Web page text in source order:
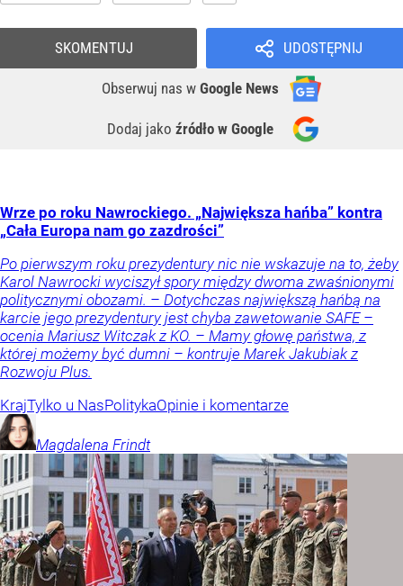
UDOSTĘPNIJ
Obserwuj nas w Google News
Dodaj jako źródło w Google
SKOMENTUJ
Wrze po roku Nawrockiego. „Największa hańba” kontra
„Cała Europa nam go zazdrości”
Po pierwszym roku prezydentury nic nie wskazuje na to, żeby
Karol Nawrocki wyciszył spory między dwoma zwaśnionymi
politycznymi obozami. – Dotychczas największą hańbą na
karcie jego prezydentury jest chyba zawetowanie SAFE –
ocenia Mariusz Witczak z KO. – Mamy głowę państwa, z
której możemy być dumni – kontruje Marek Jakubiak z
Rozwoju Plus.
KrajTylko u NasPolitykaOpinie i komentarze
Magdalena Frindt